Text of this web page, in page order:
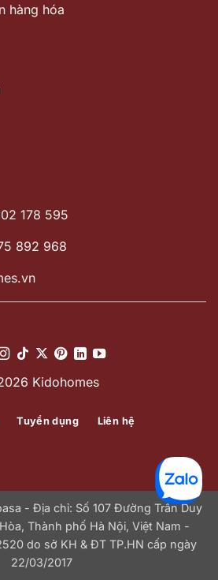
hàng hóa
178 595
892 968
Kidohomes
Tuyển dụng Liên hệ
- Địa chỉ: Số 107 Đường Trần Duy
Thành phố Hà Nội, Việt Nam -
do sở KH & ĐT TP.HN cấp ngày
22/03/2017